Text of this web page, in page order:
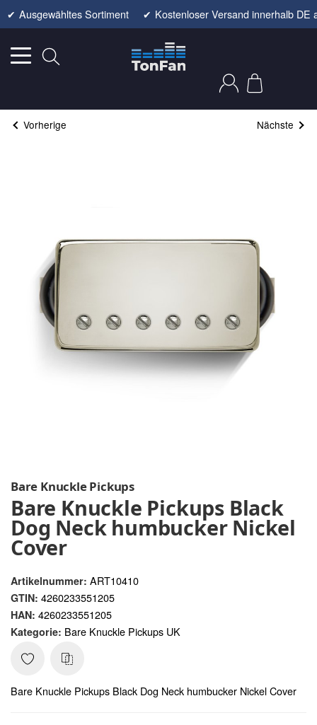
✔ Ausgewähltes Sortiment ✔ Kostenloser Versand innerhalb DE
Vorherige Nächste
Bare Knuckle Pickups
Bare Knuckle Pickups Black
Dog Neck humbucker Nickel
Cover
Artikelnummer: ART10410
GTIN: 4260233551205
HAN: 4260233551205
Kategorie: Bare Knuckle Pickups UK
Bare Knuckle Pickups Black Dog Neck humbucker Nickel Cover